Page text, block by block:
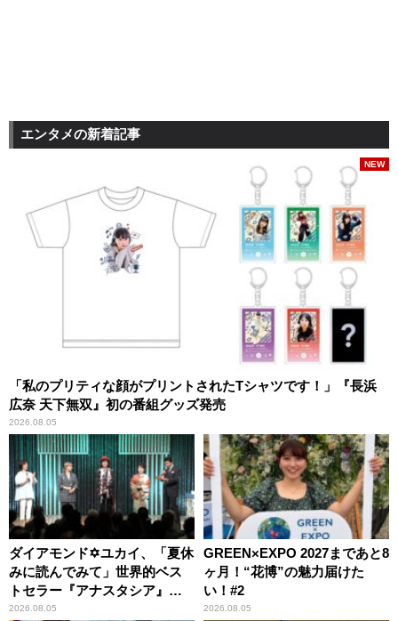
エンタメの新着記事
「私のプリティな顔がプリントされたTシャツです！」『長浜
広奈 天下無双』初の番組グッズ発売
2026.08.05
NEW
ダイアモンド✡ユカイ、「夏休
みに読んでみて」世界的ベス
トセラー『アナスタシア』を
紹介
2026.08.05
GREEN×EXPO 2027まであと8
ヶ月！“花博”の魅力届けた
い！#2
2026.08.05